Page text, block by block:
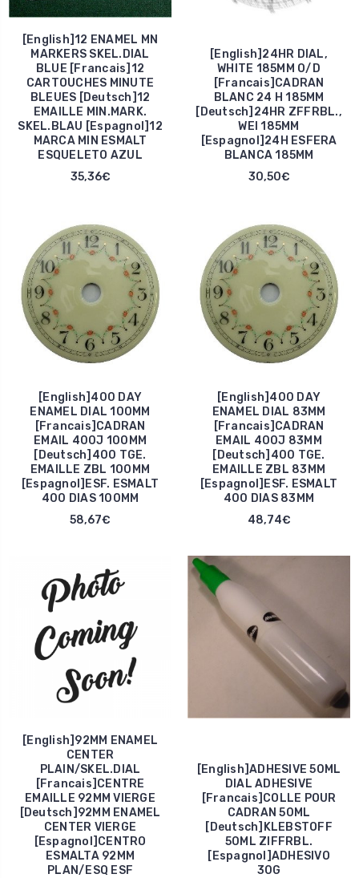
[English]12 ENAMEL MN
MARKERS SKEL.DIAL
BLUE [Francais]12
CARTOUCHES MINUTE
BLEUES [Deutsch]12
EMAILLE MIN.MARK.
SKEL.BLAU [Espagnol]12
MARCA MIN ESMALT
ESQUELETO AZUL
35,36€
[English]24HR DIAL,
WHITE 185MM O/D
[Francais]CADRAN
BLANC 24 H 185MM
[Deutsch]24HR ZFFRBL.,
WEI 185MM
[Espagnol]24H ESFERA
BLANCA 185MM
30,50€
[English]400 DAY
ENAMEL DIAL 100MM
[Francais]CADRAN
EMAIL 400J 100MM
[Deutsch]400 TGE.
EMAILLE ZBL 100MM
[Espagnol]ESF. ESMALT
400 DIAS 100MM
58,67€
[English]400 DAY
ENAMEL DIAL 83MM
[Francais]CADRAN
EMAIL 400J 83MM
[Deutsch]400 TGE.
EMAILLE ZBL 83MM
[Espagnol]ESF. ESMALT
400 DIAS 83MM
48,74€
[English]92MM ENAMEL
CENTER
PLAIN/SKEL.DIAL
[Francais]CENTRE
EMAILLE 92MM VIERGE
[Deutsch]92MM ENAMEL
CENTER VIERGE
[Espagnol]CENTRO
ESMALTA 92MM
PLAN/ESQ ESF
[English]ADHESIVE 50ML
DIAL ADHESIVE
[Francais]COLLE POUR
CADRAN 50ML
[Deutsch]KLEBSTOFF
50ML ZIFFRBL.
[Espagnol]ADHESIVO
30G